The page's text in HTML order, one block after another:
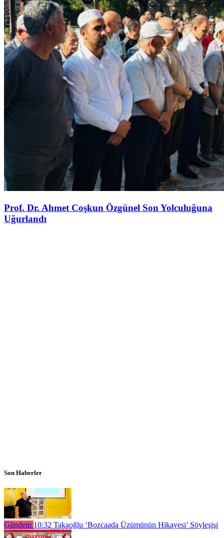
Prof. Dr. Ahmet Coşkun Özgünel Son Yolculuğuna
Uğurlandı
Son Haberler
Gündem 10:32 Takaoğlu ‘Bozcaada Üzümünün Hikayesi’ Söyleşişi